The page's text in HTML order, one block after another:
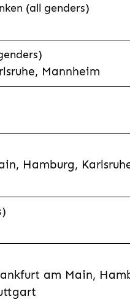
(all genders)
Mannheim
Hamburg,
am Main,